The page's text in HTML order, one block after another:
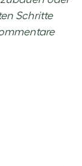
Schritte